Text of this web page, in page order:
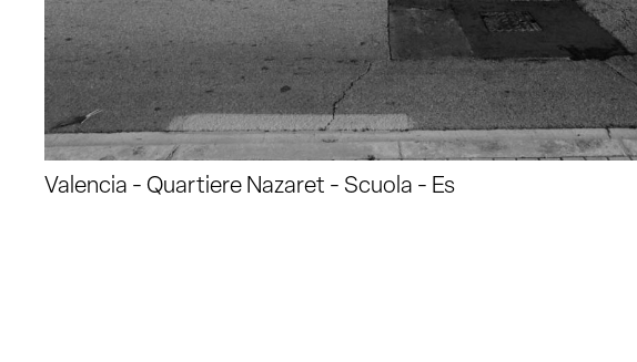
Valencia - Quartiere Nazaret - Scuola - Es